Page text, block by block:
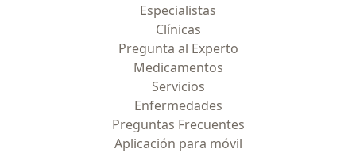
Especialistas
Clínicas
Pregunta al Experto
Medicamentos
Servicios
Enfermedades
Preguntas Frecuentes
Aplicación para móvil